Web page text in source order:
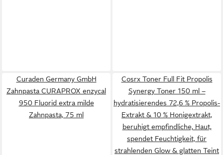
Curaden Germany GmbH
Zahnpasta CURAPROX enzycal
950 Fluorid extra milde
Zahnpasta, 75 ml
Cosrx Toner Full Fit Propolis
Synergy Toner 150 ml –
hydratisierendes 72,6 % Propolis-
Extrakt & 10 % Honigextrakt,
beruhigt empfindliche, Haut,
spendet Feuchtigkeit, für
strahlenden Glow & glatten Teint